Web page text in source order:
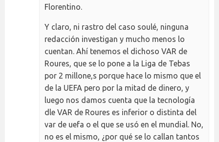
Florentino.
Y claro, ni rastro del caso soulé, ninguna
redacción investigan y mucho menos lo
cuentan. Ahí tenemos el dichoso VAR de
Roures, que se lo pone a la Liga de Tebas
por 2 millone,s porque hace lo mismo que el
de la UEFA pero por la mitad de dinero, y
luego nos damos cuenta que la tecnología
dle VAR de Roures es inferior o distinta del
var de uefa o el que se usó en el mundial. No,
no es el mismo, ¿por qué se lo callan tantos